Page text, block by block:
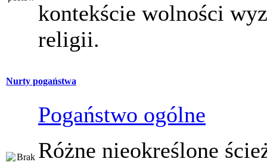
kontekście wolności
religii.
Nurty pogaństwa
Pogaństwo ogólne
Różne nieokreślone